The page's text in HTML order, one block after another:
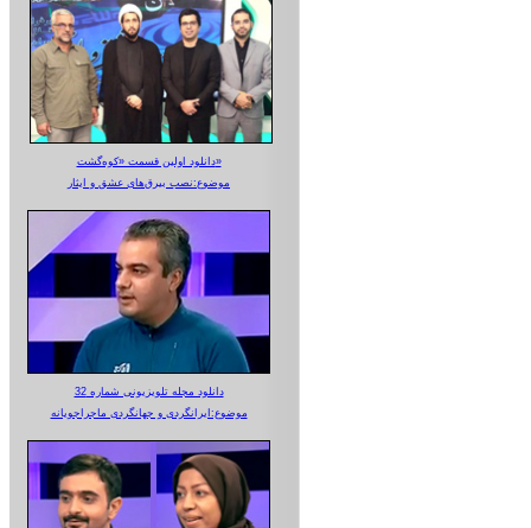
دانلود اولین قسمت «کوه‌گشت»
موضوع:نصب بیرق‌های عشق و ایثار
دانلود مجله تلویزیونی شماره 32
موضوع:ایرانگردی و جهانگردی ماجراجویانه